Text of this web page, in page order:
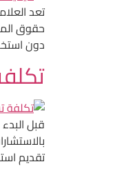
تعد
حقوق
دون
قبل
تقديم